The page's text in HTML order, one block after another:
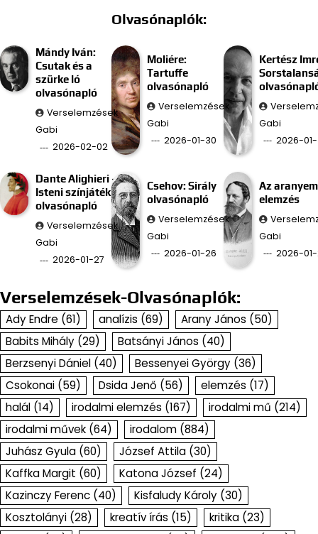
Olvasónaplók:
Mándy Iván:
Csutak és a
szürke ló
olvasónapló
Verselemzések
Gabi
2026-02-02
Moliére:
Tartuffe
olvasónapló
Verselemzések
Gabi
2026-01-30
Kertész
Gabi
2026-
Dante Alighieri –
Isteni színjáték
olvasónapló
Verselemzések
Gabi
2026-01-27
Csehov: Sirály
olvasónapló
Verselemzések
Gabi
2026-01-26
Az
elemzés
Gabi
2026-
Verselemzések-Olvasónaplók:
Ady Endre (61) analízis (69) Arany János (50)
Babits Mihály (29) Batsányi János (40)
Berzsenyi Dániel (40) Bessenyei György (36)
Csokonai (59) Dsida Jenő (56) elemzés (17)
halál (14) irodalmi elemzés (167) irodalmi mű (214)
irodalmi művek (64) irodalom (884)
Juhász Gyula (60) József Attila (30)
Kaffka Margit (60) Katona József (24)
Kazinczy Ferenc (40) Kisfaludy Károly (30)
Kosztolányi (28) kreatív írás (15) kritika (23)